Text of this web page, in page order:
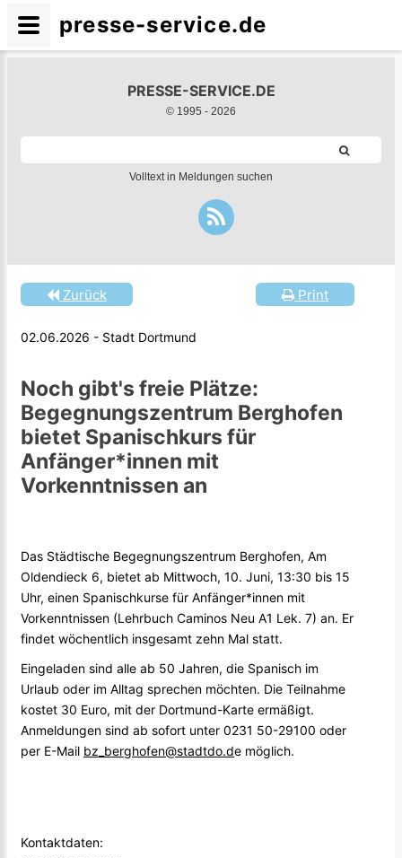
PRESSE-SERVICE.DE
© 1995 - 2026
Volltext in Meldungen suchen
Print
Zurück
02.06.2026 - Stadt Dortmund
Noch gibt's freie Plätze:
Begegnungszentrum Berghofen
bietet Spanischkurs für
Anfänger*innen mit
Vorkenntnissen an
Das Städtische Begegnungszentrum Berghofen, Am
Oldendieck 6, bietet ab Mittwoch, 10. Juni, 13:30 bis 15
Uhr, einen Spanischkurse für Anfänger*innen mit
Vorkenntnissen (Lehrbuch Caminos Neu A1 Lek. 7) an. Er
findet wöchentlich insgesamt zehn Mal statt.
Eingeladen sind alle ab 50 Jahren, die Spanisch im
Urlaub oder im Alltag sprechen möchten. Die Teilnahme
kostet 30 Euro, mit der Dortmund-Karte ermäßigt.
Anmeldungen sind ab sofort unter 0231 50-29100 oder
per E-Mail bz_berghofen@stadtdo.de möglich.
Kontaktdaten:
presse-service.de